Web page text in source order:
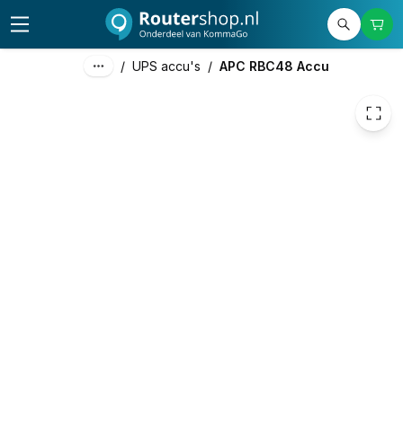
/ UPS accu's / APC RBC48 Accu
134,79 excl. btw
incl. btw